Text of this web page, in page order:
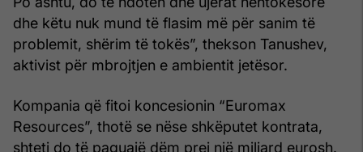
dhe këtu nuk mund të flasim më për sanim të
problemit, shërim të tokës”, thekson Tanushev,
aktivist për mbrojtjen e ambientit jetësor.
Kompania që fitoi koncesionin “Euromax
Resources”, thotë se nëse shkëputet kontrata,
shteti do të paguajë dëm prej një miliard eurosh.